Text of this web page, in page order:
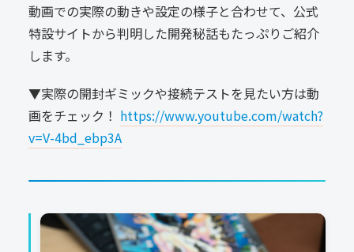
動画での実際の動きや設定の様子と合わせて、公式
特設サイトから判明した開発秘話もたっぷりご紹介
します。
▼実際の開封ギミックや接続テストを見たい方は動
画をチェック！ https://www.youtube.com/watch?
v=V-4bd_ebp3A